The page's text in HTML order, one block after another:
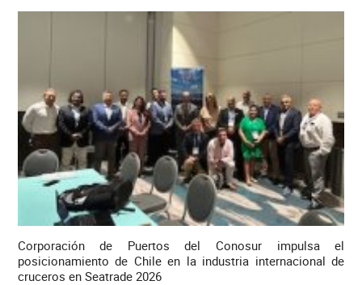
Corporación de Puertos del Conosur impulsa el
posicionamiento de Chile en la industria internacional de
cruceros en Seatrade 2026